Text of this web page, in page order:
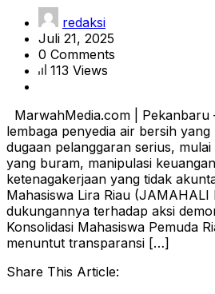
redaksi
Juli 21, 2025
0 Comments
113 Views
MarwahMedia.com | Pekanbaru
lembaga penyedia air bersih
dugaan pelanggaran serius,
yang buram, manipulasi
ketenagakerjaan yang tidak
Mahasiswa Lira Riau (JAMAHALI
dukungannya terhadap aksi
Konsolidasi Mahasiswa Pemuda
menuntut transparansi […]
Share This Article: